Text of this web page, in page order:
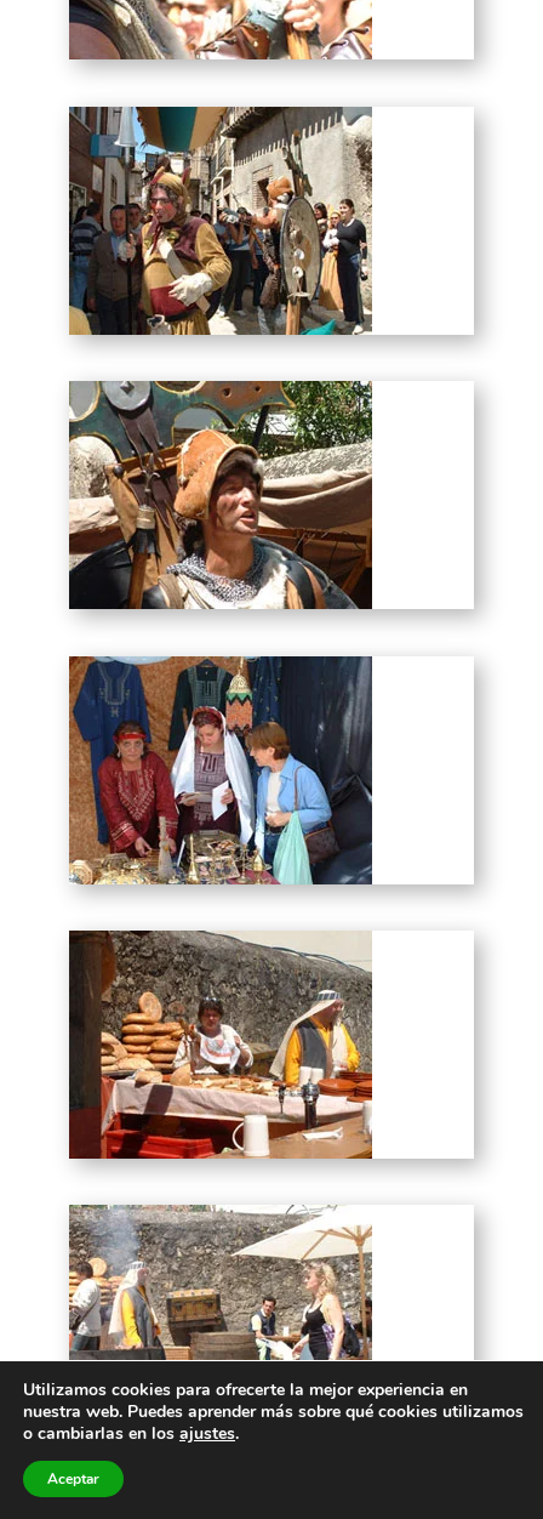
Utilizamos cookies para ofrecerte la mejor experiencia en
nuestra web. Puedes aprender más sobre qué cookies utilizamos
o cambiarlas en los ajustes.
Aceptar